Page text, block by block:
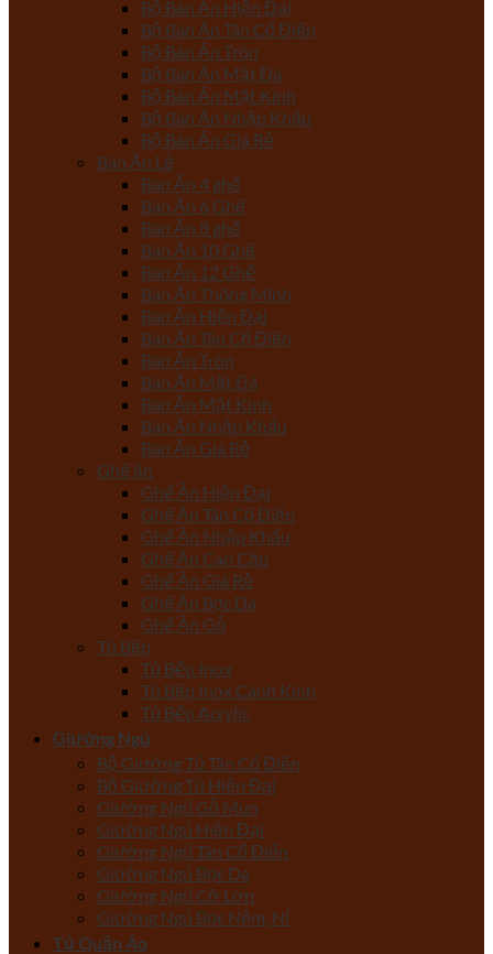
Bộ Bàn Ăn Hiện Đại
Bộ Bàn Ăn Tân Cổ Điển
Bộ Bàn Ăn Tròn
Bộ Bàn Ăn Mặt Đá
Bộ Bàn Ăn Mặt Kính
Bộ Bàn Ăn Nhập Khẩu
Bộ Bàn Ăn Giá Rẻ
Bàn Ăn Lẻ
Bàn Ăn 4 ghế
Bàn Ăn 6 Ghế
Bàn Ăn 8 ghế
Bàn Ăn 10 Ghế
Bàn Ăn 12 Ghế
Bàn Ăn Thông Minh
Bàn Ăn Hiện Đại
Bàn Ăn Tân Cổ Điển
Bàn Ăn Tròn
Bàn Ăn Mặt Đá
Bàn Ăn Mặt Kính
Bàn Ăn Nhập Khẩu
Bàn Ăn Giá Rẻ
Ghế ăn
Ghế Ăn Hiện Đại
Ghế Ăn Tân Cổ Điển
Ghế Ăn Nhập Khẩu
Ghế Ăn Cao Cấp
Ghế Ăn Giá Rẻ
Ghế Ăn Bọc Da
Ghế Ăn Gỗ
Tủ Bếp
Tủ Bếp Inox
Tủ Bếp Inox Cánh Kính
Tủ Bếp Acrylic
Giường Ngủ
Bộ Giường Tủ Tân Cổ Điển
Bộ Giường Tủ Hiện Đại
Giường Ngủ Gỗ Mun
Giường Ngủ Hiện Đại
Giường Ngủ Tân Cổ Điển
Giường Ngủ Bọc Da
Giường Ngủ Cỡ Lớn
Giường Ngủ Bọc Nệm, Nỉ
Tủ Quần Áo